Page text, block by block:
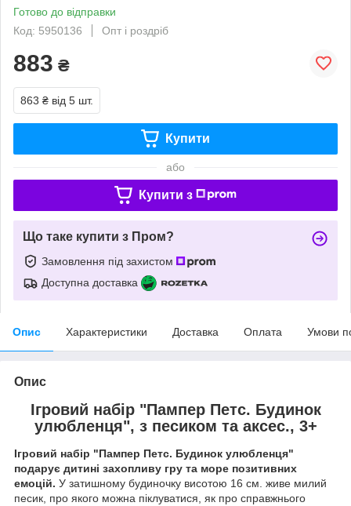
Готово до відправки
Код: 5950136
Опт і роздріб
883 ₴
863 ₴ від 5 шт.
Купити
або
Купити з
Що таке купити з Пром?
Замовлення під захистом
Доступна доставка
Опис Характеристики Доставка Оплата Умови
Опис
Ігровий набір "Пампер Петс. Будинок
улюбленця", з песиком та аксес., 3+
Ігровий набір "Пампер Петс. Будинок улюбленця"
подарує дитині захопливу гру та море позитивних
емоцій. У затишному будиночку висотою 16 см. живе милий
песик, про якого можна піклуватися, як про справжнього